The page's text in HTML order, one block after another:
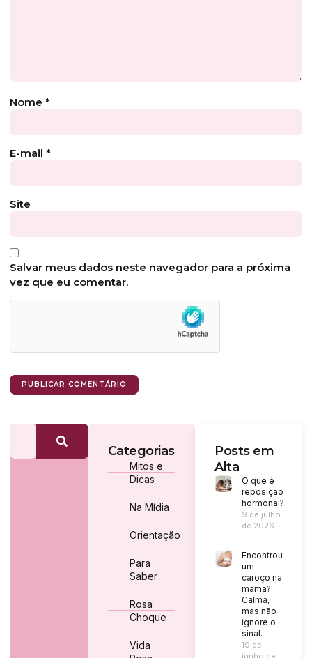
Nome *
E-mail *
Site
Salvar meus dados neste navegador para a próxima
vez que eu comentar.
Categorias
Mitos e
Dicas
Na Mídia
Orientação
Para
Saber
Rosa
Choque
Vida
Posts em
Alta
O que é
reposição
hormonal?
9 de julho
de 2026
Encontrou
um
caroço na
mama?
Calma,
mas não
ignore o
sinal.
19 de
junho de